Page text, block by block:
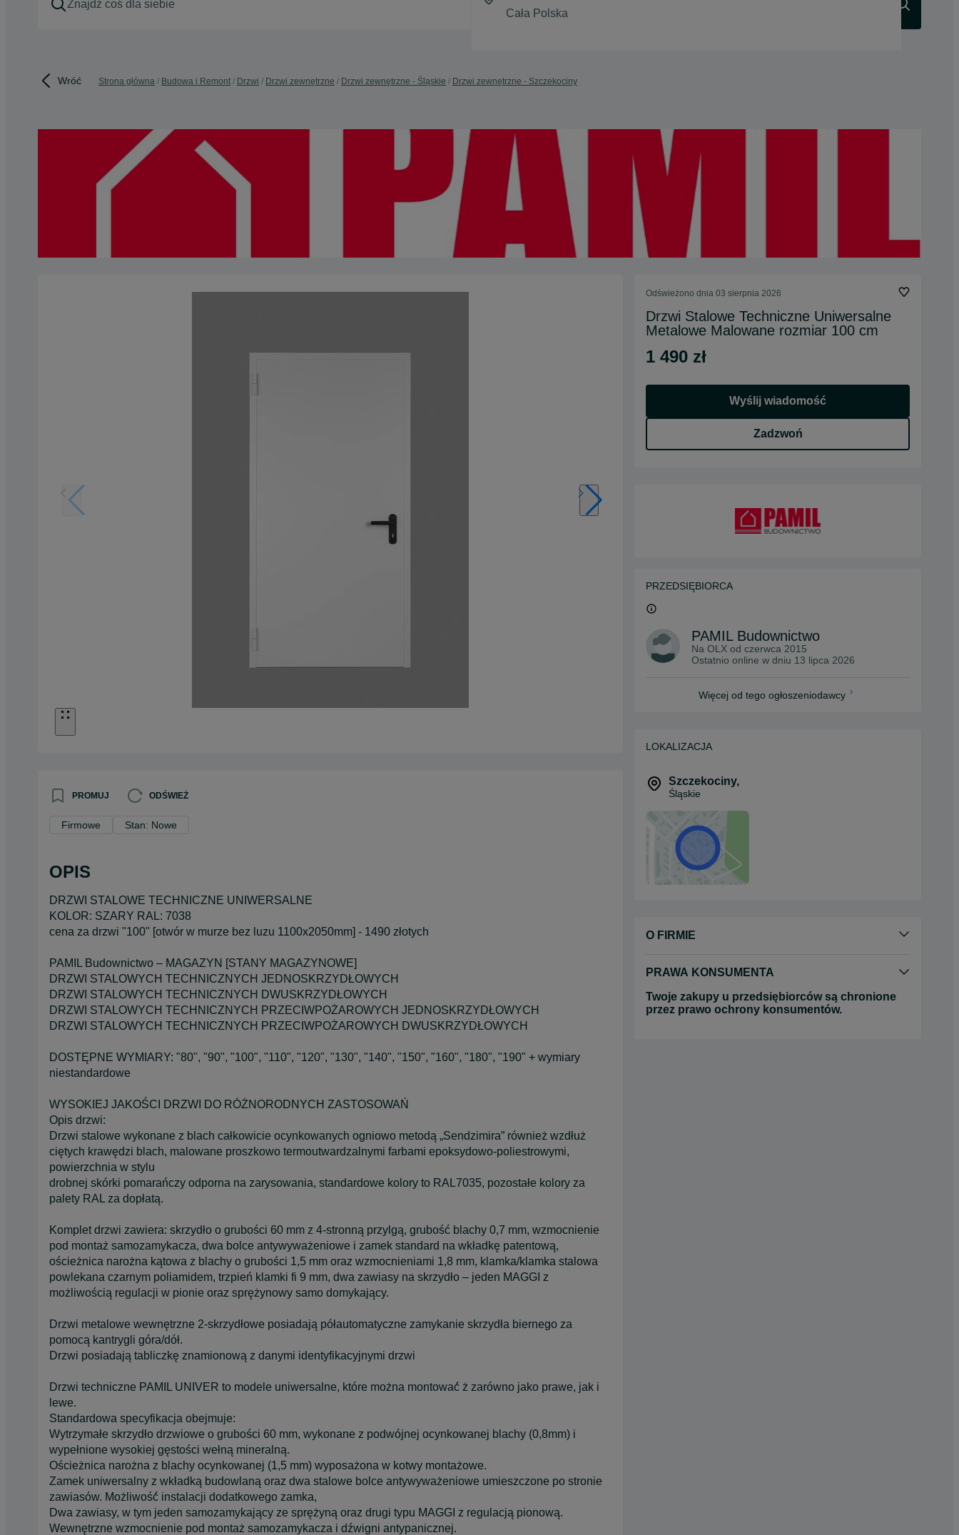
Wróć Strona główna Budowa i Remont Drzwi Drzwi zewnętrzne Drzwi zewnętrzne - Śląskie Drzwi zewnętrzne - Szczekociny
PROMUJ ODŚWIEŻ
Firmowe Stan: Nowe
OPIS
DRZWI STALOWE TECHNICZNE UNIWERSALNE
KOLOR: SZARY RAL: 7038
cena za drzwi "100" [otwór w murze bez luzu 1100x2050mm] - 1490 złotych
PAMIL Budownictwo – MAGAZYN [STANY MAGAZYNOWE]
DRZWI STALOWYCH TECHNICZNYCH JEDNOSKRZYDŁOWYCH
DRZWI STALOWYCH TECHNICZNYCH DWUSKRZYDŁOWYCH
DRZWI STALOWYCH TECHNICZNYCH PRZECIWPOŻAROWYCH JEDNOSKRZYDŁOWYCH
DRZWI STALOWYCH TECHNICZNYCH PRZECIWPOŻAROWYCH DWUSKRZYDŁOWYCH
DOSTĘPNE WYMIARY: "80", "90", "100", "110", "120", "130", "140", "150", "160", "180", "190" + wymiary
niestandardowe
WYSOKIEJ JAKOŚCI DRZWI DO RÓŻNORODNYCH ZASTOSOWAŃ
Opis drzwi:
Drzwi stalowe wykonane z blach całkowicie ocynkowanych ogniowo metodą „Sendzimira” również wzdłuż
ciętych krawędzi blach, malowane proszkowo termoutwardzalnymi farbami epoksydowo-poliestrowymi,
powierzchnia w stylu
drobnej skórki pomarańczy odporna na zarysowania, standardowe kolory to RAL7035, pozostałe kolory za
palety RAL za dopłatą.
Komplet drzwi zawiera: skrzydło o grubości 60 mm z 4-stronną przylgą, grubość blachy 0,7 mm, wzmocnienie
pod montaż samozamykacza, dwa bolce antywyważeniowe i zamek standard na wkładkę patentową,
ościeżnica narożna kątowa z blachy o grubości 1,5 mm oraz wzmocnieniami 1,8 mm, klamka/klamka stalowa
powlekana czarnym poliamidem, trzpień klamki fi 9 mm, dwa zawiasy na skrzydło – jeden MAGGI z
możliwością regulacji w pionie oraz sprężynowy samo domykający.
Drzwi metalowe wewnętrzne 2-skrzydłowe posiadają półautomatyczne zamykanie skrzydła biernego za
pomocą kantrygli góra/dół.
Drzwi posiadają tabliczkę znamionową z danymi identyfikacyjnymi drzwi
Drzwi techniczne PAMIL UNIVER to modele uniwersalne, które można montować́ ż zarówno jako prawe, jak i
lewe.
Standardowa specyfikacja obejmuje:
Wytrzymałe skrzydło drzwiowe o grubości 60 mm, wykonane z podwójnej ocynkowanej blachy (0,8mm) i
wypełnione wysokiej gęstości wełną mineralną.
Ościeżnica narożna z blachy ocynkowanej (1,5 mm) wyposażona w kotwy montażowe.
Zamek uniwersalny z wkładką budowlaną oraz dwa stalowe bolce antywyważeniowe umieszczone po stronie
zawiasów. Możliwość́ instalacji dodatkowego zamka,
Dwa zawiasy, w tym jeden samozamykający ze sprężyną oraz drugi typu MAGGI z regulacją pionową.
Wewnętrzne wzmocnienie pod montaż samozamykacza i dźwigni antypanicznej.
Odświeżono dnia 03 sierpnia 2026
Drzwi Stalowe Techniczne Uniwersalne
Metalowe Malowane rozmiar 100 cm
1 490 zł
Wyślij wiadomość
Zadzwoń
PRZEDSIĘBIORCA
PAMIL Budownictwo
Na OLX od czerwca 2015
Ostatnio online w dniu 13 lipca 2026
Więcej od tego ogłoszeniodawcy
LOKALIZACJA
Szczekociny,
Śląskie
O FIRMIE
PRAWA KONSUMENTA
Twoje zakupy u przedsiębiorców są chronione
przez prawo ochrony konsumentów.